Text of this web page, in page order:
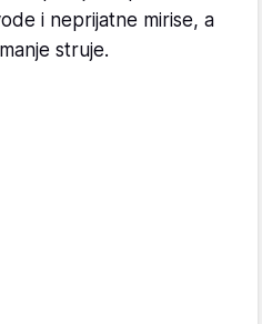
i neprijatne mirise, a
struje.